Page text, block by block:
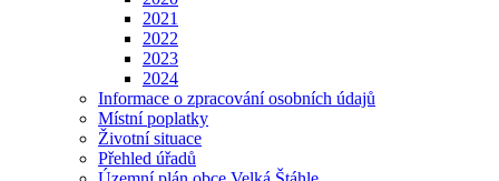
2021
2022
2023
2024
Informace o zpracování osobních údajů
Místní poplatky
Životní situace
Přehled úřadů